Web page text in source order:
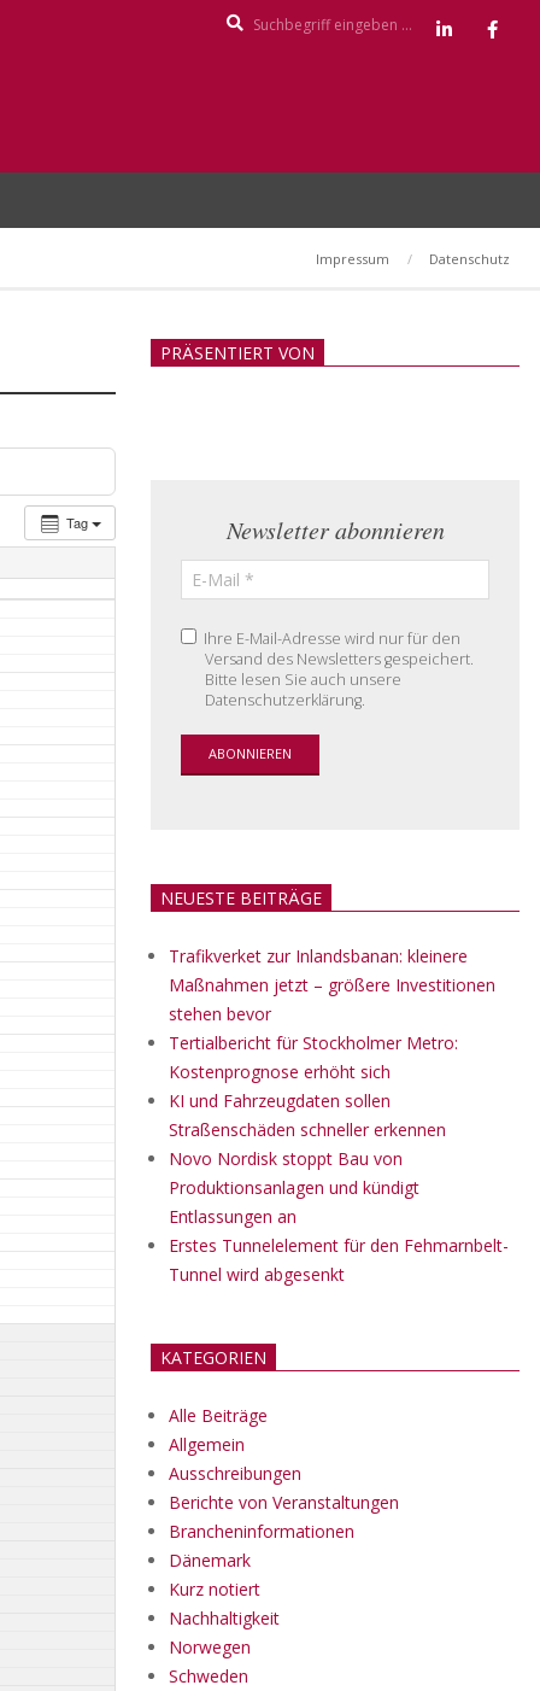
Impressum Datenschutz
Tag
PRÄSENTIERT VON
Newsletter abonnieren
Ihre E-Mail-Adresse wird nur für den
Versand des Newsletters gespeichert.
Bitte lesen Sie auch unsere
Datenschutzerklärung.
NEUESTE BEITRÄGE
Trafikverket zur Inlandsbanan: kleinere
Maßnahmen jetzt – größere Investitionen
stehen bevor
Tertialbericht für Stockholmer Metro:
Kostenprognose erhöht sich
KI und Fahrzeugdaten sollen
Straßenschäden schneller erkennen
Novo Nordisk stoppt Bau von
Produktionsanlagen und kündigt
Entlassungen an
Erstes Tunnelelement für den Fehmarnbelt-
Tunnel wird abgesenkt
KATEGORIEN
Alle Beiträge
Allgemein
Ausschreibungen
Berichte von Veranstaltungen
Brancheninformationen
Dänemark
Kurz notiert
Nachhaltigkeit
Norwegen
Schweden